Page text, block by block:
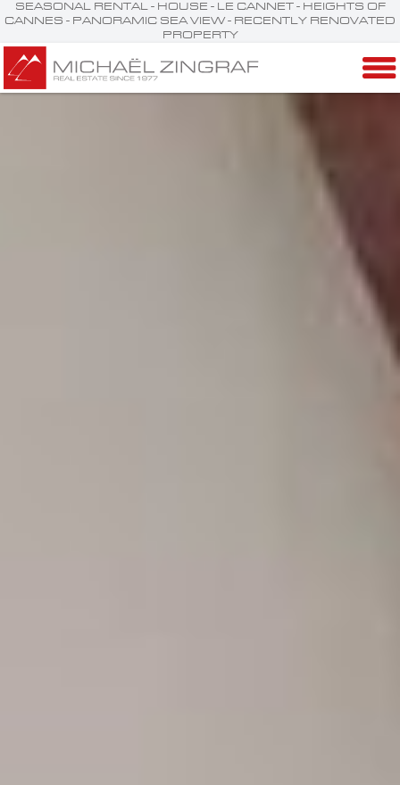
SEASONAL RENTAL - HOUSE - LE CANNET - HEIGHTS OF
CANNES - PANORAMIC SEA VIEW - RECENTLY RENOVATED
PROPERTY